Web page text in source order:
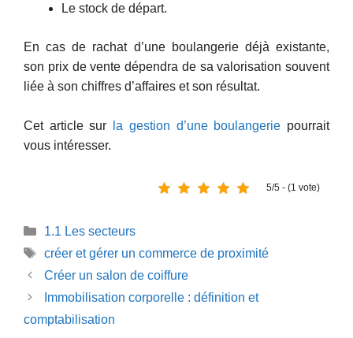
Le stock de départ.
En cas de rachat d’une boulangerie déjà existante,
son prix de vente dépendra de sa valorisation souvent
liée à son chiffres d’affaires et son résultat.
Cet article sur la gestion d’une boulangerie pourrait
vous intéresser.
5/5 - (1 vote)
Catégories
1.1 Les secteurs
Étiquettes
créer et gérer un commerce de proximité
Créer un salon de coiffure
Immobilisation corporelle : définition et
comptabilisation